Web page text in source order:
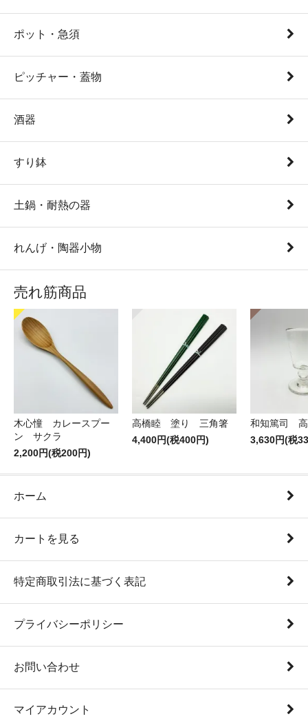
ポット・急須
ピッチャー・蓋物
酒器
すり鉢
土鍋・耐熱の器
れんげ・陶器小物
売れ筋商品
木心憧 カレースプー
ン サクラ
2,200円(税200円)
高橋睦 塗り 三角箸
4,400円(税400円)
和知篤司
3,630円(税
ホーム
カートを見る
特定商取引法に基づく表記
プライバシーポリシー
お問い合わせ
マイアカウント